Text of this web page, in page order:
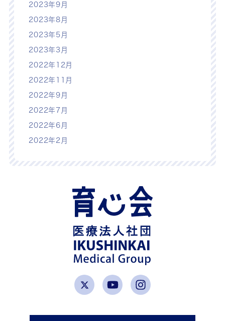
2023年9月
2023年8月
2023年5月
2023年3月
2022年12月
2022年11月
2022年9月
2022年7月
2022年6月
2022年2月